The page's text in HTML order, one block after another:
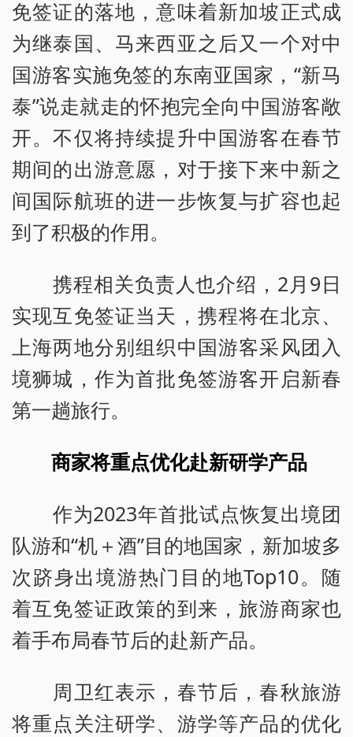
免签证的落地，意味着新加坡正式成
为继泰国、马来西亚之后又一个对中
国游客实施免签的东南亚国家，“新马
泰”说走就走的怀抱完全向中国游客敞
开。不仅将持续提升中国游客在春节
期间的出游意愿，对于接下来中新之
间国际航班的进一步恢复与扩容也起
到了积极的作用。
携程相关负责人也介绍，2月9日
实现互免签证当天，携程将在北京、
上海两地分别组织中国游客采风团入
境狮城，作为首批免签游客开启新春
第一趟旅行。
商家将重点优化赴新研学产品
作为2023年首批试点恢复出境团
队游和“机＋酒”目的地国家，新加坡多
次跻身出境游热门目的地Top10。随
着互免签证政策的到来，旅游商家也
着手布局春节后的赴新产品。
周卫红表示，春节后，春秋旅游
将重点关注研学、游学等产品的优化